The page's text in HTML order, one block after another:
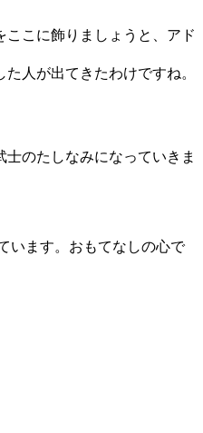
こに飾りましょうと、アド
人が出てきたわけですね。
のたしなみになっていきま
います。おもてなしの心で